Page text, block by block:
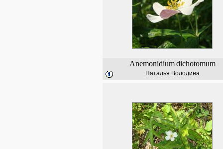
Anemonidium dichotomum
Наталья Володина